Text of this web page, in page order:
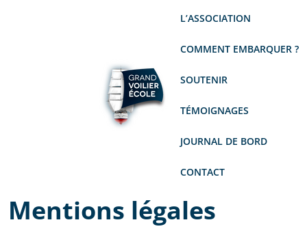
L’ASSOCIATION
COMMENT EMBARQUER ?
SOUTENIR
TÉMOIGNAGES
JOURNAL DE BORD
CONTACT
Mentions légales